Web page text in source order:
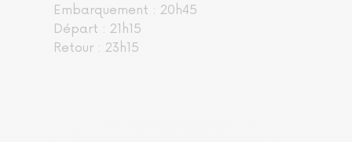
Embarquement : 20h45
Départ : 21h15
Retour : 23h15